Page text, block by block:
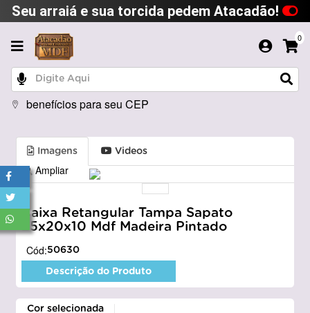
Seu arraiá e sua torcida pedem Atacadão!
0
benefícios para seu CEP
Imagens Videos
Ampliar
Caixa Retangular Tampa Sapato
25x20x10 Mdf Madeira Pintado
Cód:50630
Descrição do Produto
Cor selecionada